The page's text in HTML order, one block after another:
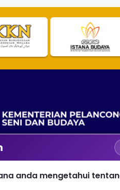
1, Jalan P5/6, Presint
8000 8000
anda mengetahui